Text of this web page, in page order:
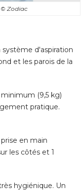
© Zodiac
d'aspiration
et les parois de la
(9,5 kg)
pratique.
en main
les côtés et 1
hygiénique. Un